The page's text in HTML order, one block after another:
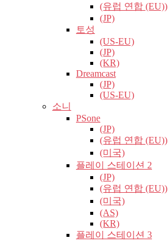
(유럽​​ 연합 (EU))
(JP)
토성
(US-EU)
(JP)
(KR)
Dreamcast
(JP)
(US-EU)
소니
PSone
(JP)
(유럽​​ 연합 (EU))
(미국)
플레이 스테이션 2
(JP)
(유럽​​ 연합 (EU))
(미국)
(AS)
(KR)
플레이 스테이션 3